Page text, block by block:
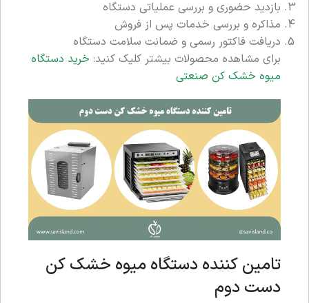
بازدید حضوری و بررسی عملیاتی دستگاه
مذاکره و بررسی خدمات پس از فروش
دریافت فاکتور رسمی و ضمانت سلامت دستگاه
برای مشاهده محصولات بیشتر کلیک کنید: خرید دستگاه
میوه خشک کن صنعتی
تامین کننده دستگاه میوه خشک کن
دست دوم